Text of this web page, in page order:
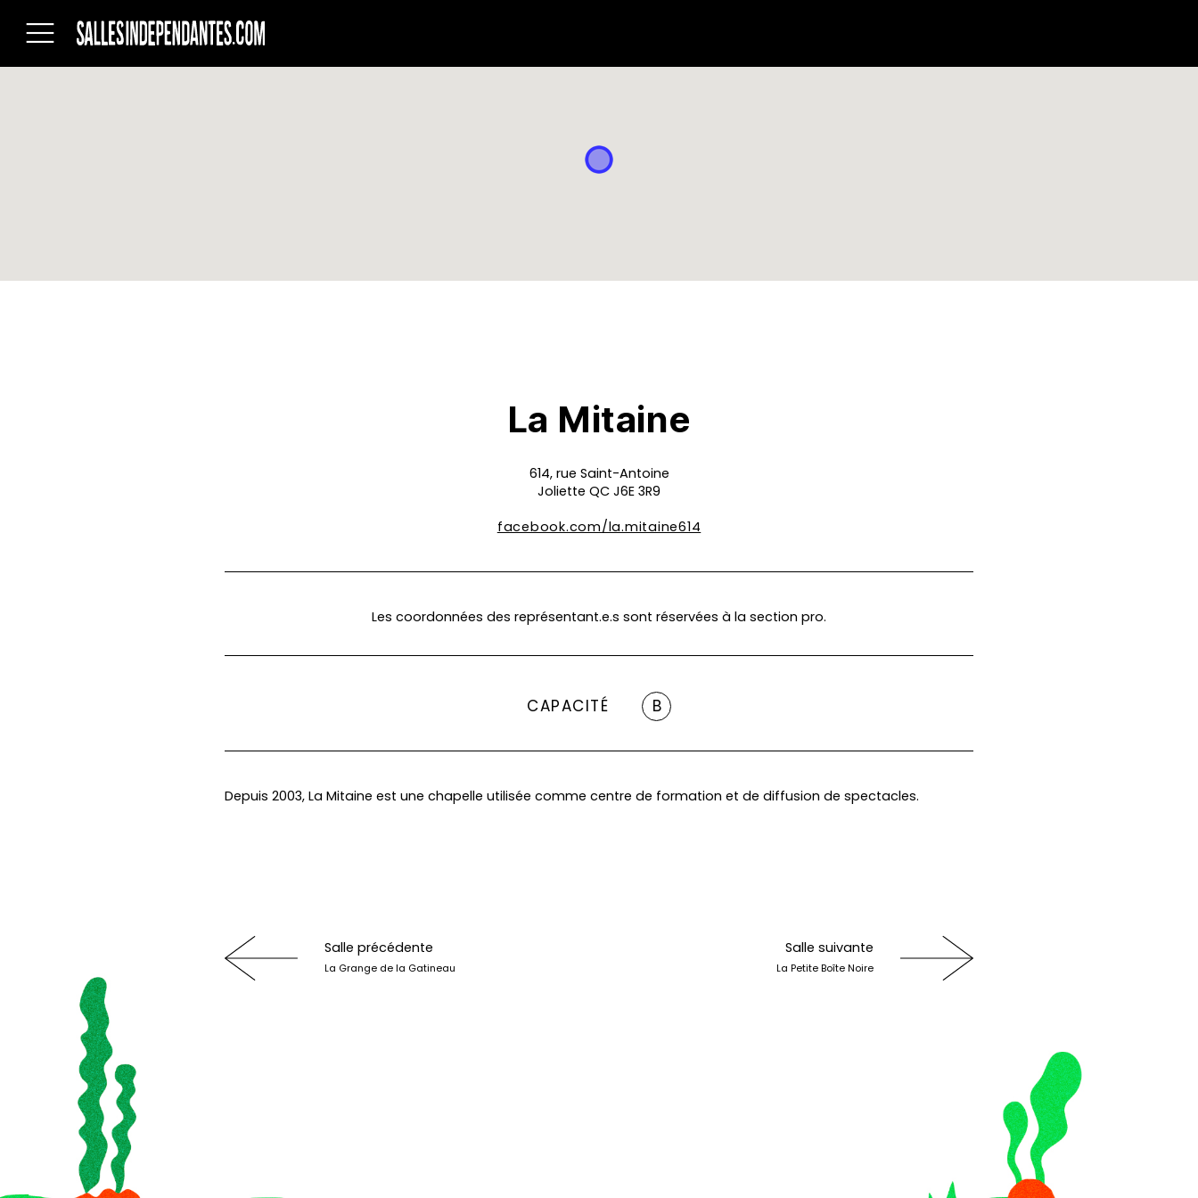
La Mitaine
614, rue Saint-Antoine
Joliette QC J6E 3R9
facebook.com/la.mitaine614
Les coordonnées des représentant.e.s sont réservées à la section pro.
CAPACITÉ B
Depuis 2003, La Mitaine est une chapelle utilisée comme centre de formation et de diffusion de spectacles.
Salle précédente
La Grange de la Gatineau
Salle suivante
La Petite Boîte Noire